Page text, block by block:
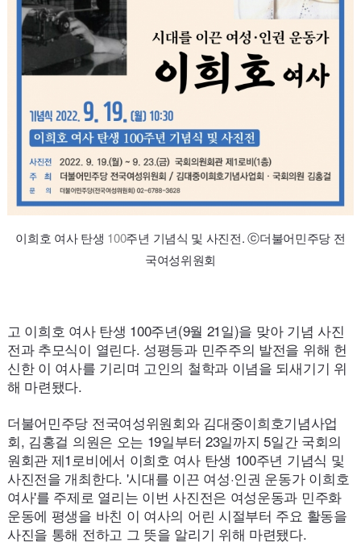
이희호 여사 탄생 100주년 기념식 및 사진전. ⓒ더불어민주당 전
국여성위원회
고 이희호 여사 탄생 100주년(9월 21일)을 맞아 기념 사진
전과 추모식이 열린다. 성평등과 민주주의 발전을 위해 헌
신한 이 여사를 기리며 고인의 철학과 이념을 되새기기 위
해 마련됐다.
더불어민주당 전국여성위원회와 김대중이희호기념사업
회, 김홍걸 의원은 오는 19일부터 23일까지 5일간 국회의
원회관 제1로비에서 이희호 여사 탄생 100주년 기념식 및
사진전을 개최한다. '시대를 이끈 여성·인권 운동가 이희호
여사'를 주제로 열리는 이번 사진전은 여성운동과 민주화
운동에 평생을 바친 이 여사의 어린 시절부터 주요 활동을
사진을 통해 전하고 그 뜻을 알리기 위해 마련됐다.